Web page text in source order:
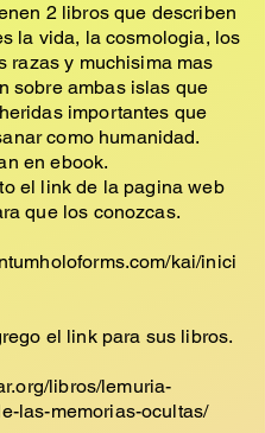
2 libros que describen
la vida, la cosmologia, los
razas y muchisima mas
sobre ambas islas que
importantes que
como humanidad.
en ebook.
el link de la pagina web
que los conozcas.
kai/inici
el link para sus libros.
libros/lemuria-
las-memorias-ocultas/